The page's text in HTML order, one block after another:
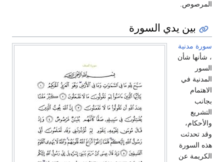
المرصوص.
بين يدي السورة
سورة مدنية
، شأنها شأن
السور
المدنية في
الاهتمام
بجانب
التشريع
والأحكام،
وقد تحدثت
هذه السورة
الكريمة عن